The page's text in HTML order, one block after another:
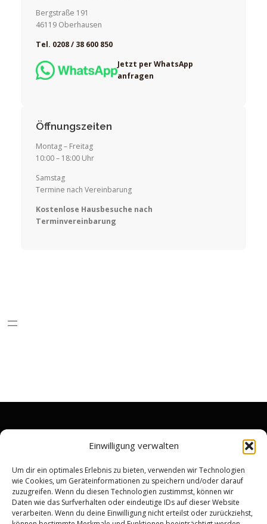
Einwilligung verwalten
Um dir ein optimales Erlebnis zu bieten, verwenden wir Technologien
wie Cookies, um Geräteinformationen zu speichern und/oder darauf
zuzugreifen. Wenn du diesen Technologien zustimmst, können wir
Daten wie das Surfverhalten oder eindeutige IDs auf dieser Website
verarbeiten. Wenn du deine Einwilligung nicht erteilst oder zurückziehst,
Bergstraße 191
46119 Oberhausen
Tel. 0208 / 38 600 850
Jetzt per WhatsApp
anfragen
Öffnungszeiten
Montag – Freitag
10:00 – 18:00 Uhr
Samstag
Termine nach Vereinbarung
Kostenlose Hausbesuche nach
Terminvereinbarung
Datenschutzerklärung
Widerrufsrecht & Rückgabebedingungen
Allgemeine Geschäftsbedingungen